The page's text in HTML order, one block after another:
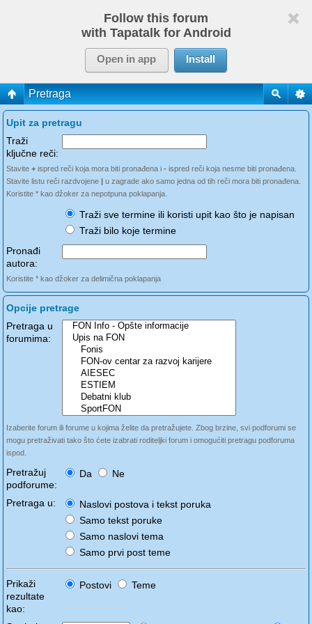
Follow this forum
with Tapatalk for Android
Open in app Install
Pretraga
Upit za pretragu
Traži
ključne reči:
Stavite + ispred reči koja mora biti pronađena i - ispred reči koja nesme biti pronađena.
Stavite listu reči razdvojene | u zagrade ako samo jedna od tih reči mora biti pronađena.
Koristite * kao džoker za nepotpuna poklapanja.
Traži sve termine ili koristi upit kao što je napisan
Traži bilo koje termine
Pronađi
autora:
Koristite * kao džoker za delimična poklapanja
Opcije pretrage
Pretraga u
forumima:
Izaberite forum ili forume u kojima želite da pretražujete. Zbog brzine, svi podforumi se
mogu pretraživati tako što ćete izabrati roditeljki forum i omogućiti pretragu podforuma
ispod.
Pretražuj
podforume:
Da Ne
Pretraga u:
Naslovi postova i tekst poruka
Samo tekst poruke
Samo naslovi tema
Samo prvi post teme
Prikaži
rezultate
kao:
Postovi Teme